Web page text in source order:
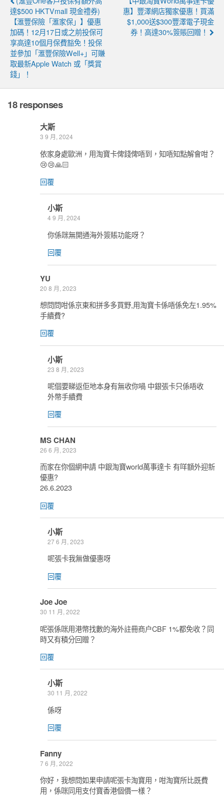
達$500 HKTVmall 現金禮券)
【滙豐保險「滙家保」】優惠
加碼！12月17日或之前投保可
享高達10個月保費豁免！投保
並參加「滙豐保險Well+」可賺
取最新Apple Watch 或「獎賞
錢」！
惠】豐澤網店獨家優惠！買滿
$1,000送$300豐澤電子現金
券！高達30%簽賬回贈！
18 responses
大斯
3 9 月, 2024
依家身處歐洲，用淘寶卡俾錢俾唔到，知唔知點解會咁？
😢😢🙏🏻
回覆
小斯
4 9 月, 2024
你係咪無開通海外簽賬功能呀？
回覆
YU
20 8 月, 2023
想問問咁係京東和拼多多買野,用淘寶卡係唔係免左1.95%
手續費?
回覆
小斯
23 8 月, 2023
呢個要睇返佢地本身有無收你喎 中銀張卡只係唔收
外幣手續費
回覆
MS CHAN
26 6 月, 2023
而家在你個網申請 中銀淘寶world萬事達卡 有咩額外迎新
優惠?
26.6.2023
回覆
小斯
27 6 月, 2023
呢張卡我無做優惠呀
回覆
Joe Joe
30 11 月, 2022
呢張係咪用港幣找數的海外註冊商户CBF 1%都免收？同
時又有積分回贈？
回覆
小斯
30 11 月, 2022
係呀
回覆
Fanny
7 6 月, 2022
你好，我想問如果申請呢張卡淘寶用，咁淘寶所比既費
用，係咪同用支付寶香港個價一樣？